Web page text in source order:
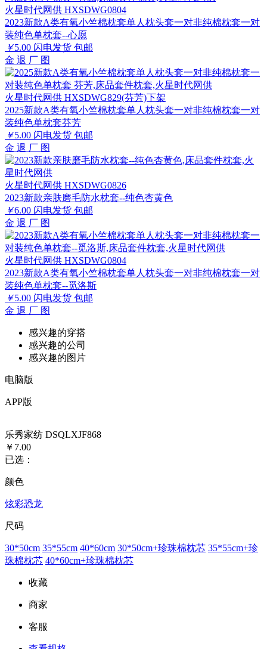
火星时代网供 HXSDWG0804
2023新款A类有氧小竺棉枕套单人枕头套一对非纯棉枕套一对
装纯色单枕套--心愿
￥5.00 闪电发货 包邮
金 退 厂 图
火星时代网供 HXSDWG829(芬芳)下架
2025新款A类有氧小竺棉枕套单人枕头套一对非纯棉枕套一对
装纯色单枕套芬芳
￥5.00 闪电发货 包邮
金 退 厂 图
火星时代网供 HXSDWG0826
2023新款亲肤磨毛防水枕套--纯色杏黄色
￥6.00 闪电发货 包邮
金 退 厂 图
火星时代网供 HXSDWG0804
2023新款A类有氧小竺棉枕套单人枕头套一对非纯棉枕套一对
装纯色单枕套--觅洛斯
￥5.00 闪电发货 包邮
金 退 厂 图
感兴趣的穿搭
感兴趣的公司
感兴趣的图片
电脑版
APP版
乐秀家纺 DSQLXJF868
￥7.00
已选：
颜色
炫彩恐龙
尺码
30*50cm 35*55cm 40*60cm 30*50cm+珍珠棉枕芯 35*55cm+珍
珠棉枕芯 40*60cm+珍珠棉枕芯
收藏
商家
客服